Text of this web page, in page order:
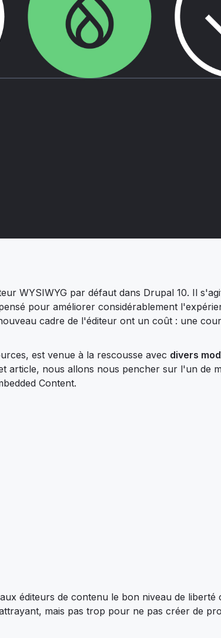
WYSIWYG par défaut dans Drupal 10. Il
pour améliorer considérablement
cadre de l'éditeur ont un coût : une
est venue à la rescousse avec divers
article, nous allons nous pencher sur l'un de
Content.
éditeurs de contenu le bon niveau de liberté
mais pas trop pour ne pas créer de